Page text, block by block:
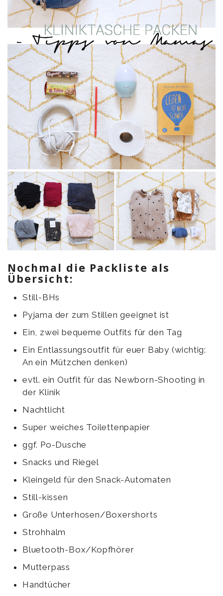
Nochmal die Packliste als
Übersicht:
Still-BHs
Pyjama der zum Stillen geeignet ist
Ein, zwei bequeme Outfits für den Tag
Ein Entlassungsoutfit für euer Baby (wichtig:
An ein Mützchen denken)
evtl. ein Outfit für das Newborn-Shooting in
der Klinik
Nachtlicht
Super weiches Toilettenpapier
ggf. Po-Dusche
Snacks und Riegel
Kleingeld für den Snack-Automaten
Still-kissen
Große Unterhosen/Boxershorts
Strohhalm
Bluetooth-Box/Kopfhörer
Mutterpass
Handtücher